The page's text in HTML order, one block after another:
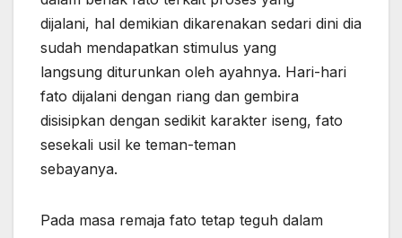
dijalani, hal demikian dikarenakan sedari dini dia
sudah mendapatkan stimulus yang
langsung diturunkan oleh ayahnya. Hari-hari
fato dijalani dengan riang dan gembira
disisipkan dengan sedikit karakter iseng, fato
sesekali usil ke teman-teman
sebayanya.
Pada masa remaja fato tetap teguh dalam